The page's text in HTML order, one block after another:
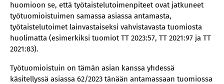
huomioon se, että työtaistelutoimenpiteet ovat jatkuneet
työtuomioistuimen samassa asiassa antamasta,
työtaistelutoimet lainvastaiseksi vahvistavasta tuomiosta
huolimatta (esimerkiksi tuomiot TT 2023:57, TT 2021:97 ja TT
2021:83).
Työtuomioistuin on tämän asian kanssa yhdessä
käsitellyssä asiassa 62/2023 tänään antamassaan tuomiossa